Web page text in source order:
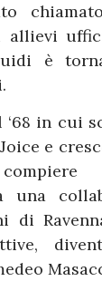
è
in cui
e
una
di